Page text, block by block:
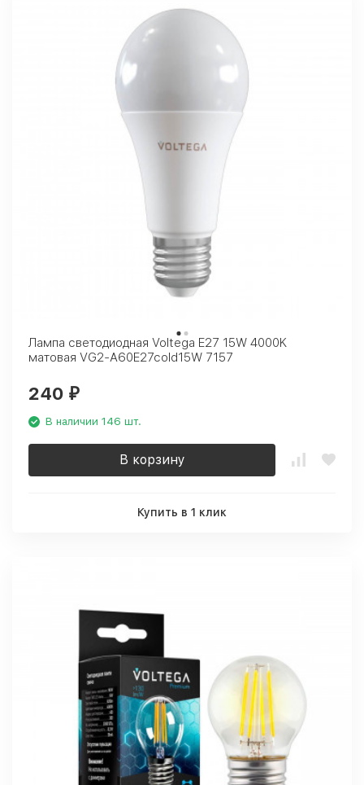
Лампа светодиодная Voltega E27 15W 4000K
матовая VG2-A60E27cold15W 7157
240 ₽
В наличии 146 шт.
В корзину
Купить в 1 клик